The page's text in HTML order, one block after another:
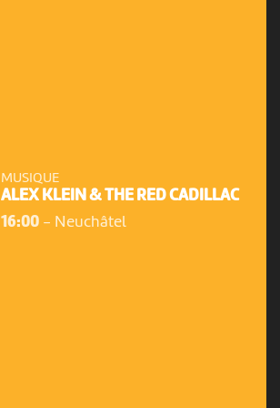
MUSIQUE
ALEX KLEIN & THE RED CADILLAC
16:00- Neuchâtel